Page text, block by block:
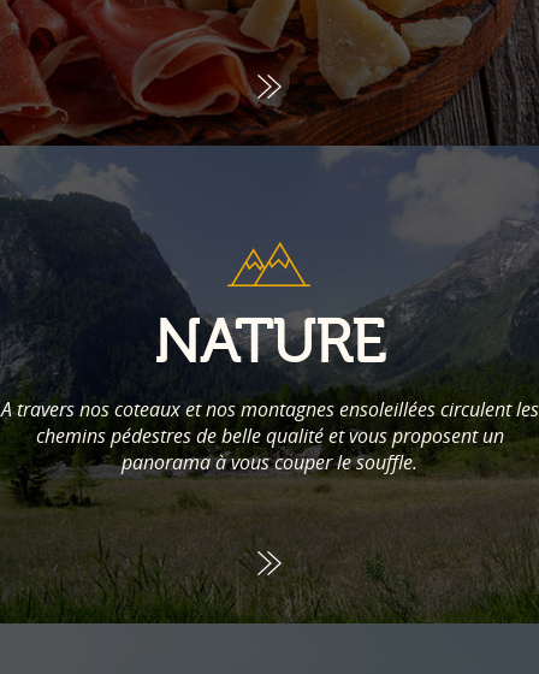
NATURE
A travers nos coteaux et nos montagnes ensoleillées circulent les
chemins pédestres de belle qualité et vous proposent un
panorama à vous couper le souffle.